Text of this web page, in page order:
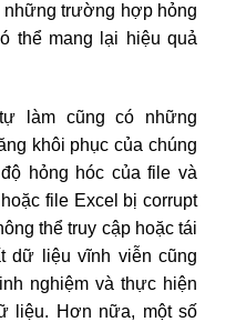
trường hợp hỏng
thể mang lại hiệu quả
làm cũng có những
khôi phục của chúng
hỏng hóc của file và
file Excel bị corrupt
thể truy cập hoặc tái
dữ liệu vĩnh viễn cũng
nghiệm và thực hiện
liệu. Hơn nữa, một số